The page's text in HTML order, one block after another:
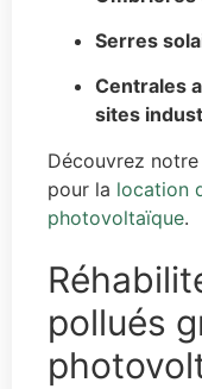
Serres
Centrales
sites
Découvrez
pour la location
photovoltaïque.
pollués